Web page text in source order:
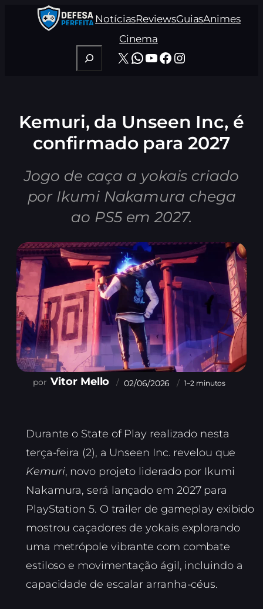
NotíciasReviewsGuiasAnimes
Cinema
Pesquisar
X WhatsApp
Youtube
Facebook
Instagram
Kemuri, da Unseen Inc, é
confirmado para 2027
Jogo de caça a yokais criado
por Ikumi Nakamura chega
ao PS5 em 2027.
Vitor Mello 02/06/2026 1–2 minutos
Durante o State of Play realizado nesta
terça-feira (2), a Unseen Inc. revelou que
Kemuri, novo projeto liderado por Ikumi
Nakamura, será lançado em 2027 para
PlayStation 5. O trailer de gameplay exibido
mostrou caçadores de yokais explorando
uma metrópole vibrante com combate
estiloso e movimentação ágil, incluindo a
capacidade de escalar arranha-céus.